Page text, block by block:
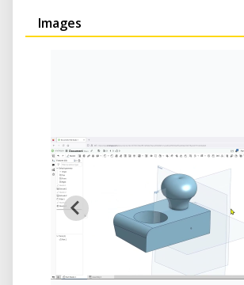
Images